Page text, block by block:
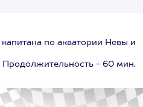
капитана по акватории Невы и
Продолжительность - 60 мин.